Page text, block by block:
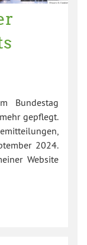
Bundestag
gepflegt.
2024.
Website